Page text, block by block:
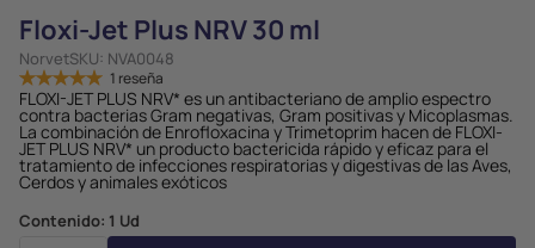
Floxi-Jet Plus NRV 30 ml
NorvetSKU: NVA0048
1 reseña
FLOXI-JET PLUS NRV* es un antibacteriano de amplio espectro
contra bacterias Gram negativas, Gram positivas y Micoplasmas.
La combinación de Enrofloxacina y Trimetoprim hacen de FLOXI-
JET PLUS NRV* un producto bactericida rápido y eficaz para el
tratamiento de infecciones respiratorias y digestivas de las Aves,
Cerdos y animales exóticos
Contenido: 1 Ud